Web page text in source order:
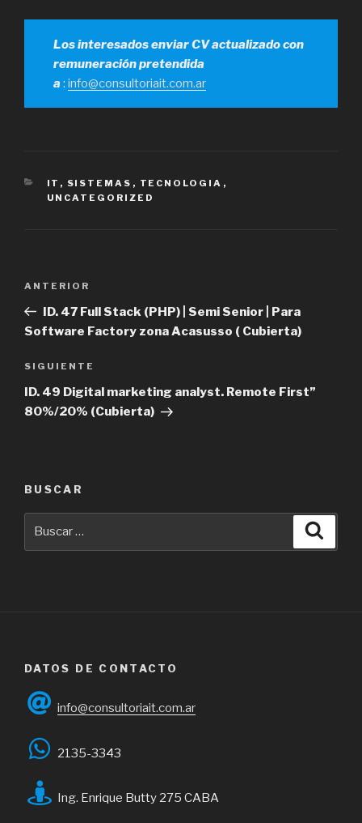
Los interesados enviar CV actualizado con
remuneración pretendida
a: info@consultoriait.com.ar
CATEGORÍAS
IT , SISTEMAS , TECNOLOGIA ,
UNCATEGORIZED
entradas
Entrada
anterior
ANTERIOR
ID. 47 Full Stack (PHP) | Semi Senior | Para
Software Factory zona Acasusso ( Cubierta)
Siguiente
entrada
SIGUIENTE
ID. 49 Digital marketing analyst. Remote First”
80%/20% (Cubierta)
BUSCAR
DATOS DE CONTACTO
info@consultoriait.com.ar
2135-3343
Ing. Enrique Butty 275 CABA